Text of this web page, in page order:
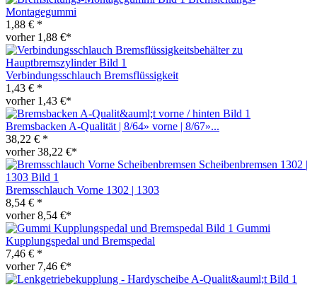
Montagegummi
1,88 € *
vorher 1,88 €*
Verbindungsschlauch Bremsflüssigkeit
1,43 € *
vorher 1,43 €*
Bremsbacken A-Qualität | 8/64» vorne | 8/67»...
38,22 € *
vorher 38,22 €*
Bremsschlauch Vorne 1302 | 1303
8,54 € *
vorher 8,54 €*
Gummi
Kupplungspedal und Bremspedal
7,46 € *
vorher 7,46 €*